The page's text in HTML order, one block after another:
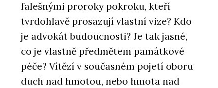
falešnými proroky pokroku, kteří
tvrdohlavě prosazují vlastní vize? Kdo
je advokát budoucnosti? Je tak jasné,
co je vlastně předmětem památkové
péče? Vítězí v současném pojetí oboru
duch nad hmotou, nebo hmota nad